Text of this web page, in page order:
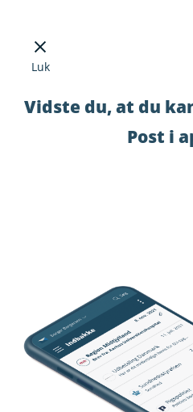
Luk
Vidste du, at du
Post i